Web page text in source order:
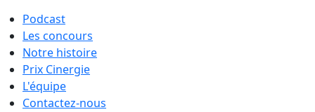
Podcast
Les concours
Notre histoire
Prix Cinergie
L'équipe
Contactez-nous